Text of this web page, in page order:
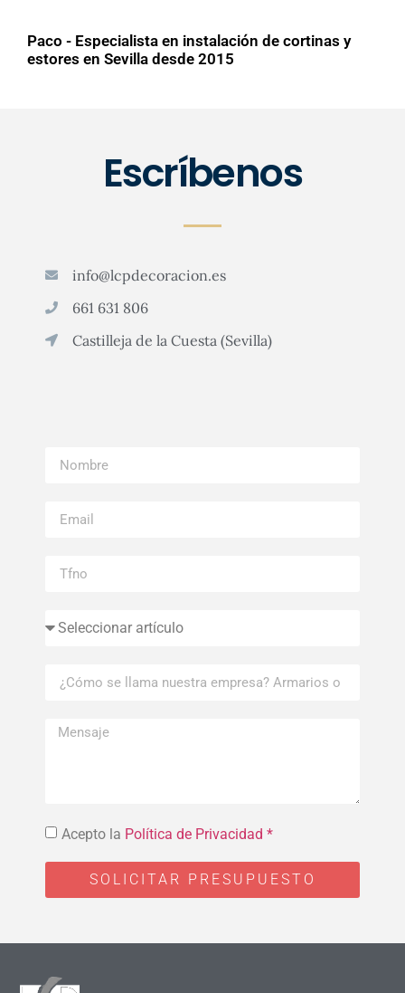
Paco - Especialista en instalación de cortinas y
estores en Sevilla desde 2015
Escríbenos
info@lcpdecoracion.es
661 631 806
Castilleja de la Cuesta (Sevilla)
Acepto la Política de Privacidad *
SOLICITAR PRESUPUESTO